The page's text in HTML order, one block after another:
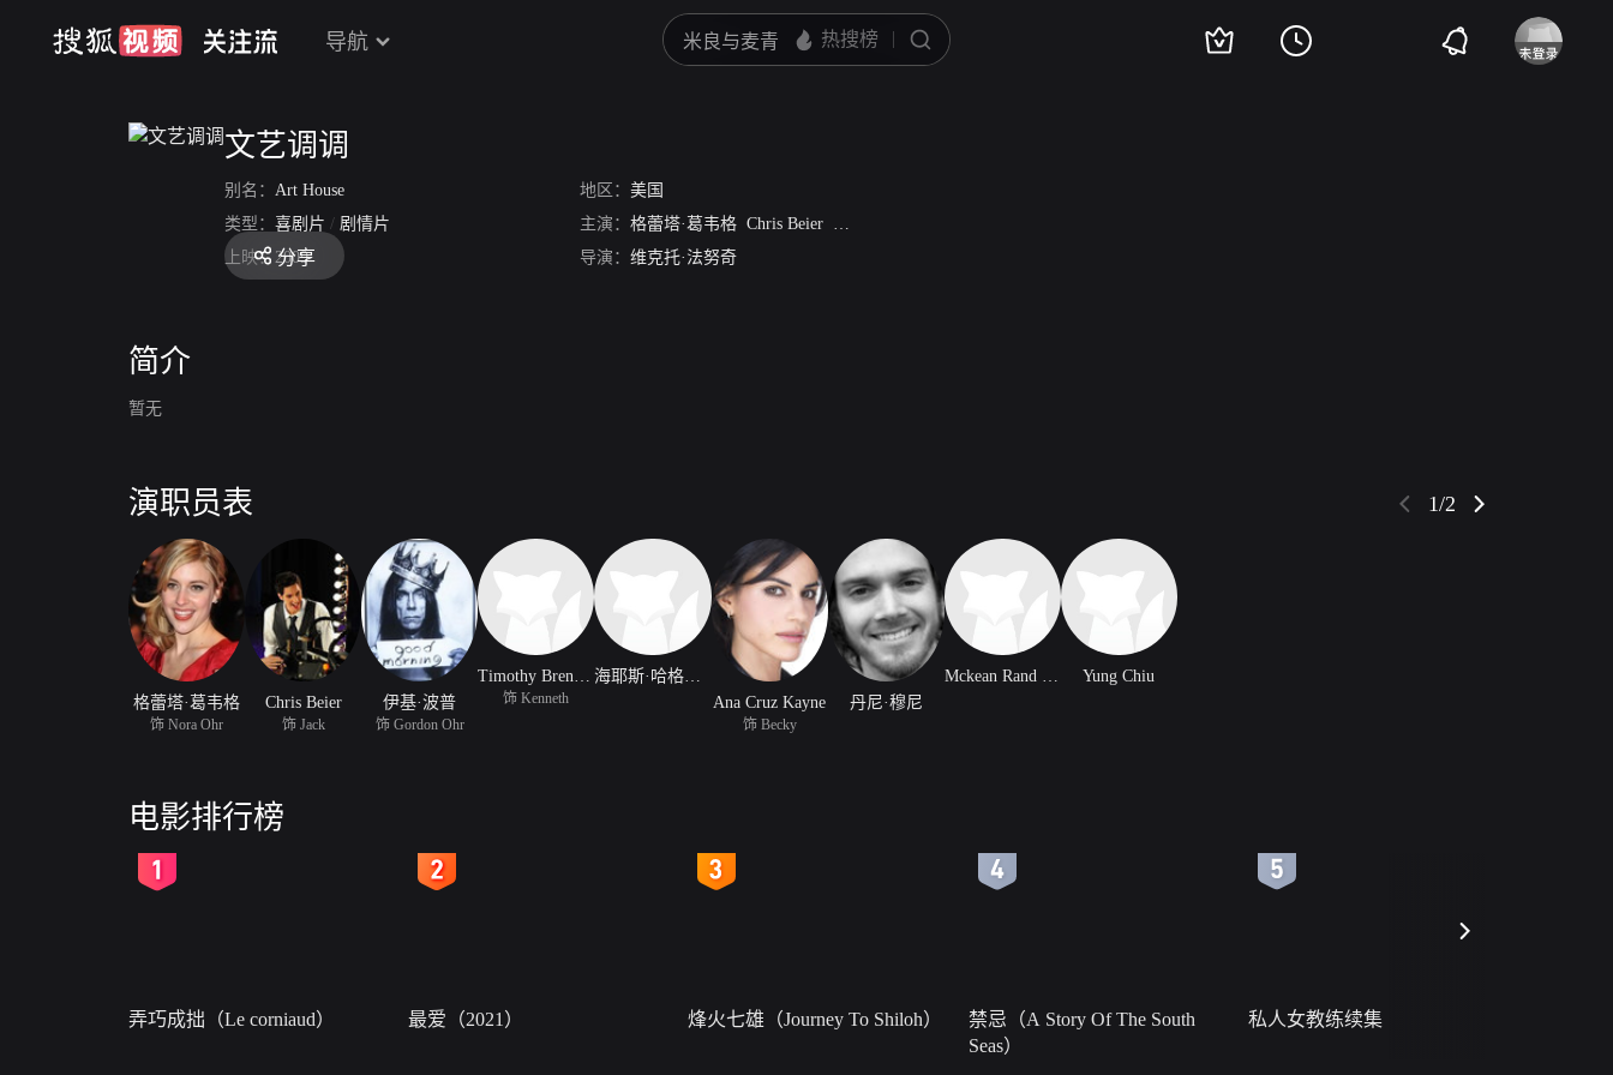
导航
文艺调调
别名： Art House 地区： 美国
类型： 喜剧片 / 剧情片 主演： 格蕾塔·葛韦格 Chris Beier 伊基·波普
上映： 2009 导演： 维克托·法努奇
分享
简介
暂无
演职员表 1/2
格蕾塔·葛韦格
饰 Nora Ohr
Chris Beier
饰 Jack
伊基·波普
饰 Gordon Ohr
Timothy Brennen
饰 Kenneth
海耶斯·哈格洛夫
Ana Cruz Kayne
饰 Becky
丹尼·穆尼
Mckean Rand Scheu Yung Chiu
电影排行榜
弄巧成拙（Le corniaud） 最爱（2021） 烽火七雄（Journey To Shiloh）
禁忌（A Story Of The South
Seas）
私人女教练续集